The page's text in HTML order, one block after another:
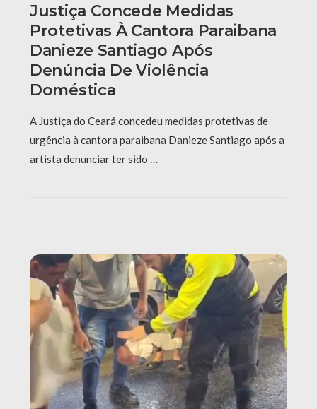
Justiça Concede Medidas
Protetivas À Cantora Paraibana
Danieze Santiago Após
Denúncia De Violência
Doméstica
A Justiça do Ceará concedeu medidas protetivas de
urgência à cantora paraibana Danieze Santiago após a
artista denunciar ter sido …